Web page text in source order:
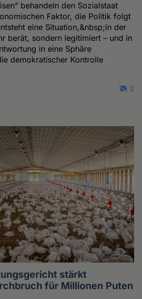
behandeln den Sozialstaat
Faktor, die Politik folgt
eine Situation,&nbsp;in der
berät, sondern legitimiert – und in
in eine Sphäre
demokratischer Kontrolle
2
stärkt
für Millionen Puten